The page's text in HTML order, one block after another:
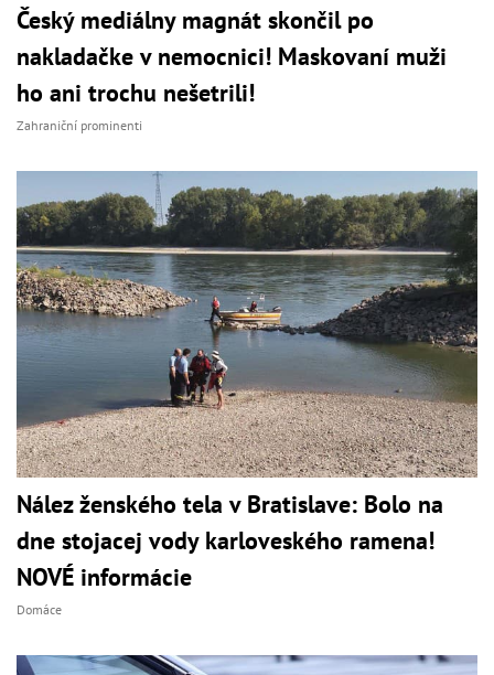
Český mediálny magnát skončil po
nakladačke v nemocnici! Maskovaní muži
ho ani trochu nešetrili!
Zahraniční prominenti
Nález ženského tela v Bratislave: Bolo na
dne stojacej vody karloveského ramena!
NOVÉ informácie
Domáce